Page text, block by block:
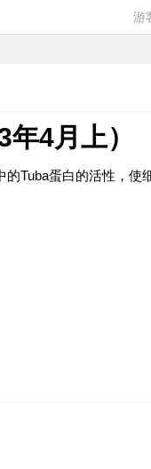
游
4月上）
Tuba蛋白的活性，使